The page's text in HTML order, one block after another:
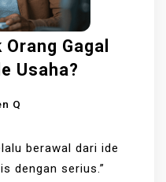
Gagal
Usaha?
Q
berawal dari ide
dengan serius.”